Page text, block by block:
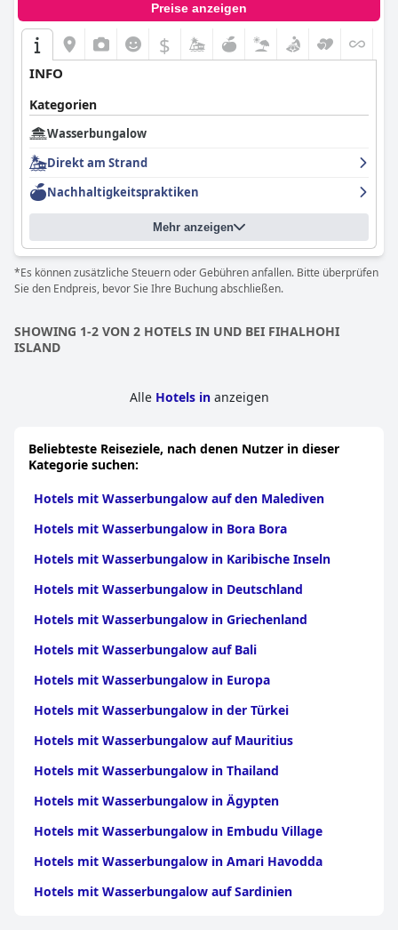
Preise anzeigen
$
INFO
Kategorien
Wasserbungalow
Direkt am Strand
Nachhaltigkeitspraktiken
Mehr anzeigen
*Es können zusätzliche Steuern oder Gebühren anfallen. Bitte überprüfen
Sie den Endpreis, bevor Sie Ihre Buchung abschließen.
SHOWING 1-2 VON 2 HOTELS IN UND BEI FIHALHOHI
ISLAND
Alle Hotels in anzeigen
Beliebteste Reiseziele, nach denen Nutzer in dieser
Kategorie suchen:
Hotels mit Wasserbungalow auf den Malediven
Hotels mit Wasserbungalow in Bora Bora
Hotels mit Wasserbungalow in Karibische Inseln
Hotels mit Wasserbungalow in Deutschland
Hotels mit Wasserbungalow in Griechenland
Hotels mit Wasserbungalow auf Bali
Hotels mit Wasserbungalow in Europa
Hotels mit Wasserbungalow in der Türkei
Hotels mit Wasserbungalow auf Mauritius
Hotels mit Wasserbungalow in Thailand
Hotels mit Wasserbungalow in Ägypten
Hotels mit Wasserbungalow in Embudu Village
Hotels mit Wasserbungalow in Amari Havodda
Hotels mit Wasserbungalow auf Sardinien